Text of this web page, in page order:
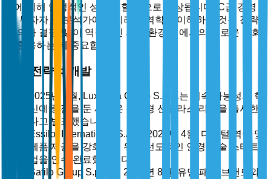
합에 의해 안정적인 성장을 할 것으로 예상됩니다. C급 경영
진, 투자자 및 분석가에게 이러한 역학을 이해하는 것은 전략
적 의사 결정 및 이 역동적인 시장 환경 내에서의 새로운 기회
를 활용하는 데 중요합니다.
최근 전략적 개발
2025년 2월, Luxottica Group S.p.A.는 지속 가능성과 혁
신에 중점을 둔 새로운 친환경 선글라스 라인을 출시한
다고 발표했습니다.
Essilor International S.A.는 2025년 4월, 디지털 역량 및
제품 제공을 강화하기 위해 선도적인 안경 기술 스타트
업을 인수 완료했습니다.
Safilo Group S.p.A.는 2025년 8월, 유명 패션 브랜드와